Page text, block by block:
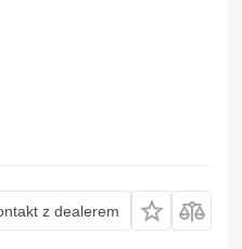
z dealerem